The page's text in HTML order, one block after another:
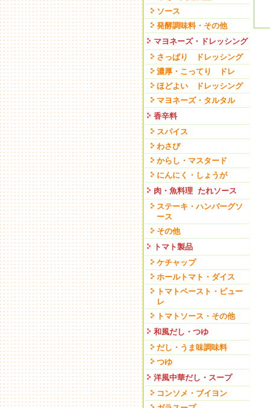
ソース
発酵調味料・その他
マヨネーズ・ドレッシング
さっぱり ドレッシング
濃厚・こってり ドレ
ほどよい ドレッシング
マヨネーズ・タルタル
香辛料
スパイス
わさび
からし・マスタード
にんにく・しょうが
肉・魚料理 たれソース
ステーキ・ハンバーグソ
ース
その他
トマト製品
ケチャップ
ホールトマト・ダイス
トマトペースト・ピュー
レ
トマトソース・その他
和風だし・つゆ
だし・うま味調味料
つゆ
洋風中華だし・スープ
コンソメ・ブイヨン